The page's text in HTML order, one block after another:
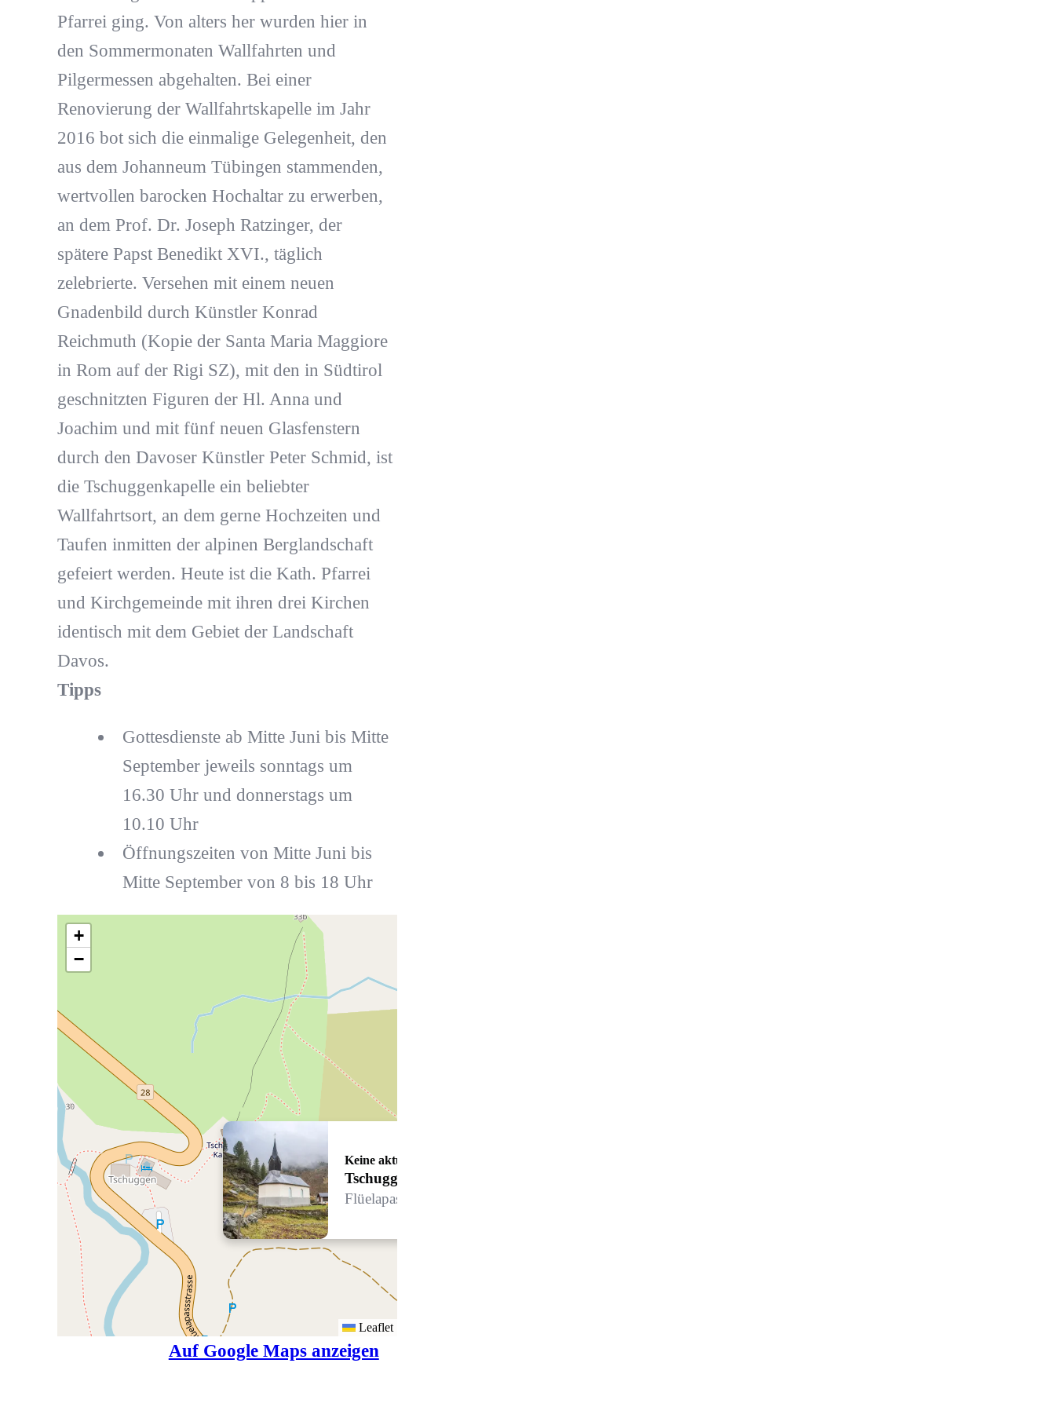
Pfarrei ging. Von alters her wurden hier in
den Sommermonaten Wallfahrten und
Pilgermessen abgehalten. Bei einer
Renovierung der Wallfahrtskapelle im Jahr
2016 bot sich die einmalige Gelegenheit, den
aus dem Johanneum Tübingen stammenden,
wertvollen barocken Hochaltar zu erwerben,
an dem Prof. Dr. Joseph Ratzinger, der
spätere Papst Benedikt XVI., täglich
zelebrierte. Versehen mit einem neuen
Gnadenbild durch Künstler Konrad
Reichmuth (Kopie der Santa Maria Maggiore
in Rom auf der Rigi SZ), mit den in Südtirol
geschnitzten Figuren der Hl. Anna und
Joachim und mit fünf neuen Glasfenstern
durch den Davoser Künstler Peter Schmid, ist
die Tschuggenkapelle ein beliebter
Wallfahrtsort, an dem gerne Hochzeiten und
Taufen inmitten der alpinen Berglandschaft
gefeiert werden. Heute ist die Kath. Pfarrei
und Kirchgemeinde mit ihren drei Kirchen
identisch mit dem Gebiet der Landschaft
Davos.
Tipps
Gottesdienste ab Mitte Juni bis Mitte
September jeweils sonntags um
16.30 Uhr und donnerstags um
10.10 Uhr
Öffnungszeiten von Mitte Juni bis
Mitte September von 8 bis 18 Uhr
Keine aktuellen Öffnungszeiten
Tschuggenkapelle
Flüelapassstrasse, 7260 Davos Dorf
+
−
Leaflet
Auf Google Maps anzeigen